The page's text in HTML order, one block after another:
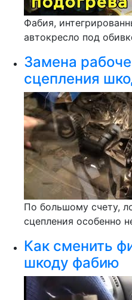
Фабия,
автокресло под
Замена
сцепления
По большому счету,
сцепления особенно
Как сменить
шкоду фабию